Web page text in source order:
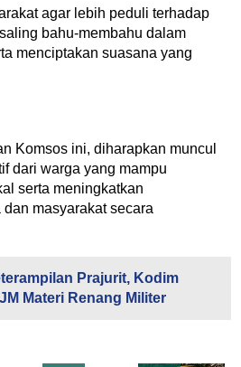
agar lebih peduli terhadap
bahu-membahu dalam
menciptakan suasana yang
Komsos ini, diharapkan muncul
dari warga yang mampu
serta meningkatkan
masyarakat secara
Prajurit, Kodim
Materi Renang Militer